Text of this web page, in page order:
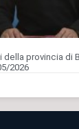
della provincia di
2026